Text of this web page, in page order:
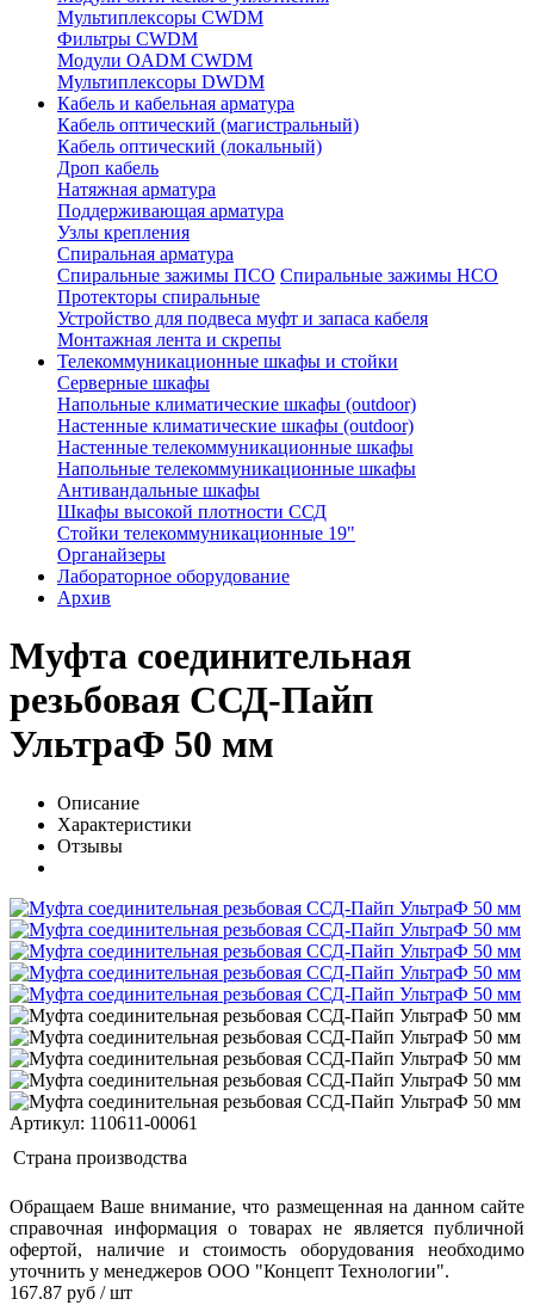
Мультиплексоры CWDM
Фильтры CWDM
Модули OADM CWDM
Мультиплексоры DWDM
Кабель и кабельная арматура
Кабель оптический (магистральный)
Кабель оптический (локальный)
Дроп кабель
Натяжная арматура
Поддерживающая арматура
Узлы крепления
Спиральная арматура
Спиральные зажимы ПСО Спиральные зажимы НСО
Протекторы спиральные
Устройство для подвеса муфт и запаса кабеля
Монтажная лента и скрепы
Телекоммуникационные шкафы и стойки
Серверные шкафы
Напольные климатические шкафы (outdoor)
Настенные климатические шкафы (outdoor)
Настенные телекоммуникационные шкафы
Напольные телекоммуникационные шкафы
Антивандальные шкафы
Шкафы высокой плотности ССД
Стойки телекоммуникационные 19"
Органайзеры
Лабораторное оборудование
Архив
Муфта соединительная
резьбовая ССД-Пайп
УльтраФ 50 мм
Описание
Характеристики
Отзывы
Артикул: 110611-00061
Страна производства
Обращаем Ваше внимание, что размещенная на данном сайте
справочная информация о товарах не является публичной
офертой, наличие и стоимость оборудования необходимо
уточнить у менеджеров ООО "Концепт Технологии".
167.87 руб / шт